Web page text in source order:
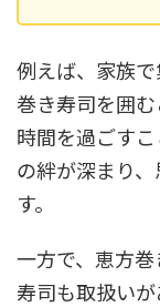
例えば、家族
巻き寿司を囲
時間を過ごす
の絆が深まり
す。
一方で、恵方
寿司も取扱い